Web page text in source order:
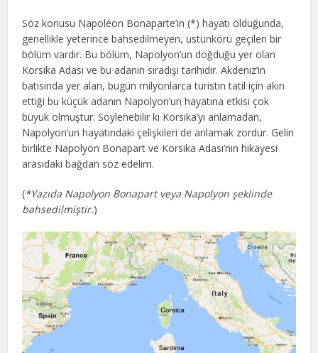
Söz konusu Napoléon Bonaparte’ın (*) hayatı olduğunda,
genellikle yeterince bahsedilmeyen, üstünkörü geçilen bir
bölüm vardır. Bu bölüm, Napolyon’un doğduğu yer olan
Korsika Adası ve bu adanın sıradışı tarihidir. Akdeniz’in
batısında yer alan, bugün milyonlarca turistin tatil için akın
ettiği bu küçük adanın Napolyon’un hayatına etkisi çok
büyük olmuştur. Söylenebilir ki Korsika’yı anlamadan,
Napolyon’un hayatındaki çelişkileri de anlamak zordur. Gelin
birlikte Napolyon Bonapart ve Korsika Adası’nın hikayesi
arasıdaki bağdan söz edelim.
(*Yazıda Napolyon Bonapart veya Napolyon şeklinde
bahsedilmiştir.)